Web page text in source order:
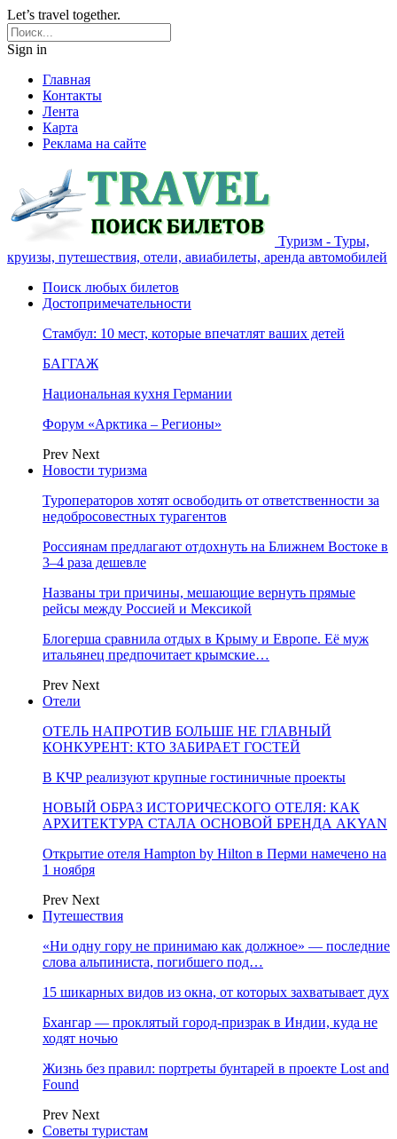
Let’s travel together.
Sign in
Главная
Контакты
Лента
Карта
Реклама на сайте
Туризм - Туры,
круизы, путешествия, отели, авиабилеты, аренда автомобилей
Поиск любых билетов
Достопримечательности
Стамбул: 10 мест, которые впечатлят ваших детей
БАГГАЖ
Национальная кухня Германии
Форум «Арктика – Регионы»
Prev Next
Новости туризма
Туроператоров хотят освободить от ответственности за
недобросовестных турагентов
Россиянам предлагают отдохнуть на Ближнем Востоке в
3–4 раза дешевле
Названы три причины, мешающие вернуть прямые
рейсы между Россией и Мексикой
Блогерша сравнила отдых в Крыму и Европе. Её муж
итальянец предпочитает крымские…
Prev Next
Отели
ОТЕЛЬ НАПРОТИВ БОЛЬШЕ НЕ ГЛАВНЫЙ
КОНКУРЕНТ: КТО ЗАБИРАЕТ ГОСТЕЙ
В КЧР реализуют крупные гостиничные проекты
НОВЫЙ ОБРАЗ ИСТОРИЧЕСКОГО ОТЕЛЯ: КАК
АРХИТЕКТУРА СТАЛА ОСНОВОЙ БРЕНДА AKYAN
Открытие отеля Hampton by Hilton в Перми намечено на
1 ноября
Prev Next
Путешествия
«Ни одну гору не принимаю как должное» — последние
слова альпиниста, погибшего под…
15 шикарных видов из окна, от которых захватывает дух
Бхангар — проклятый город-призрак в Индии, куда не
ходят ночью
Жизнь без правил: портреты бунтарей в проекте Lost and
Found
Prev Next
Советы туристам